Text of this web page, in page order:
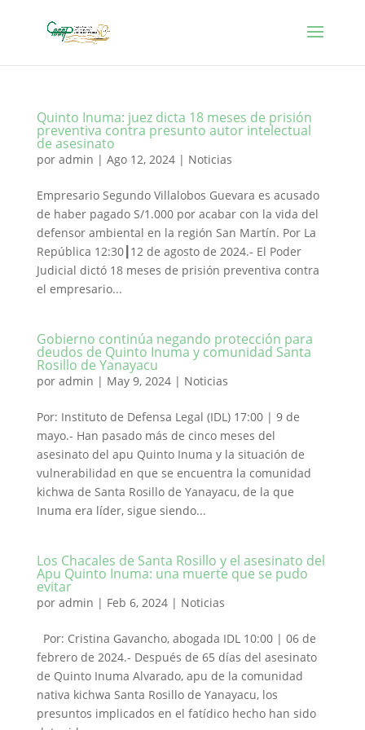
Quinto Inuma: juez dicta 18 meses de prisión
preventiva contra presunto autor intelectual
de asesinato
por admin | Ago 12, 2024| Noticias
Empresario Segundo Villalobos Guevara es acusado
de haber pagado S/1.000 por acabar con la vida del
defensor ambiental en la región San Martín. Por La
República 12:30┃12 de agosto de 2024.- El Poder
Judicial dictó 18 meses de prisión preventiva contra
el empresario...
Gobierno continúa negando protección para
deudos de Quinto Inuma y comunidad Santa
Rosillo de Yanayacu
por admin | May 9, 2024| Noticias
Por: Instituto de Defensa Legal (IDL) 17:00 | 9 de
mayo.- Han pasado más de cinco meses del
asesinato del apu Quinto Inuma y la situación de
vulnerabilidad en que se encuentra la comunidad
kichwa de Santa Rosillo de Yanayacu, de la que
Inuma era líder, sigue siendo...
Los Chacales de Santa Rosillo y el asesinato del
Apu Quinto Inuma: una muerte que se pudo
evitar
por admin | Feb 6, 2024| Noticias
Por: Cristina Gavancho, abogada IDL 10:00 | 06 de
febrero de 2024.- Después de 65 días del asesinato
de Quinto Inuma Alvarado, apu de la comunidad
nativa kichwa Santa Rosillo de Yanayacu, los
presuntos implicados en el fatídico hecho han sido